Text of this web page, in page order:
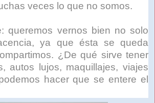
veces lo que no somos.
queremos vernos bien no solo
ya que ésta se queda
¿De qué sirve tener
autos lujos, maquillajes, viajes
hacer que se entere el